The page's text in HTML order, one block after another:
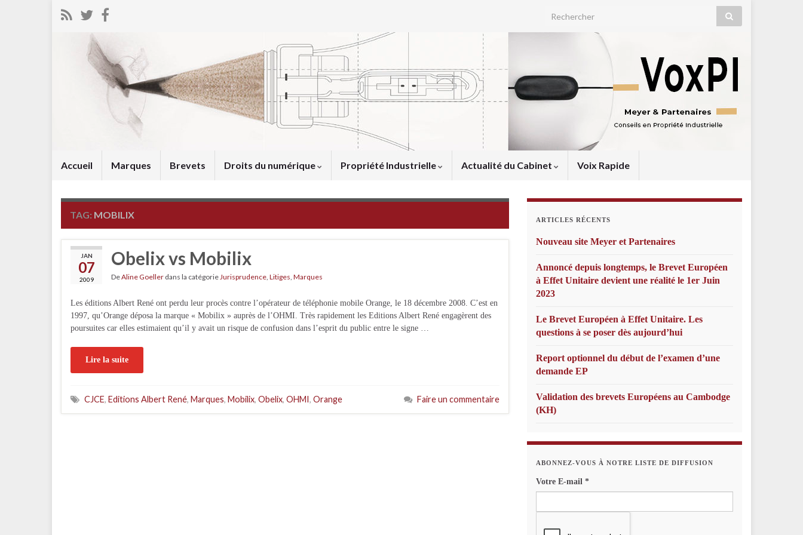
Search for:
Accueil Marques Brevets Droits du numérique Propriété Industrielle Actualité du Cabinet Voix Rapide
TAG: MOBILIX
JAN
07
2009
Obelix vs Mobilix
DeAline Goeller dans la catégorieJurisprudence, Litiges, Marques
Les éditions Albert René ont perdu leur procès contre l’opérateur de téléphonie mobile Orange, le 18 décembre 2008. C’est en
1997, qu’Orange déposa la marque « Mobilix » auprès de l’OHMI. Très rapidement les Editions Albert René engagèrent des
poursuites car elles estimaient qu’il y avait un risque de confusion dans l’esprit du public entre le signe …
Lire la suite
CJCE, Editions Albert René, Marques, Mobilix, Obelix, OHMI, Orange Faire un commentaire
ARTICLES RÉCENTS
Nouveau site Meyer et Partenaires
Annoncé depuis longtemps, le Brevet Européen
à Effet Unitaire devient une réalité le 1er Juin
2023
Le Brevet Européen à Effet Unitaire. Les
questions à se poser dès aujourd’hui
Report optionnel du début de l’examen d’une
demande EP
Validation des brevets Européens au Cambodge
(KH)
ABONNEZ-VOUS À NOTRE LISTE DE DIFFUSION
Votre E-mail *